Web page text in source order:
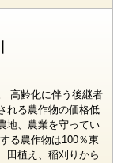
高齢化に伴う後継者
れる農作物の価格低
地、農業を守ってい
る農作物は100％東
田植え、稲刈りから